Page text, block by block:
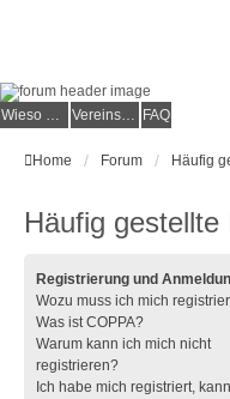
Wieso der e.V.? Vereinsmitglied werden FAQ
Home Forum Häufig
Häufig gestellte
Registrierung und
Wozu muss ich mich
Was ist COPPA?
Warum kann ich mich nicht
registrieren?
Ich habe mich registriert, kann